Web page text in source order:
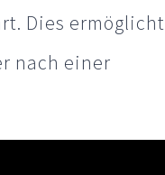
Dies ermöglicht
nach einer